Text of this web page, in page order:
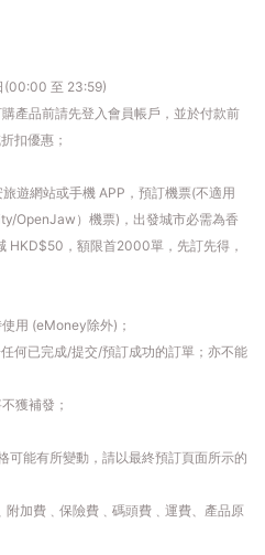
(00:00 至 23:59)
產品前請先登入會員帳戶，並於付款前
扣優惠；
遊網站或手機 APP，預訂機票(不適用
OpenJaw）機票)，出發城市必需為香
HKD$50，額限首2000單，先訂先得，
用 (eMoney除外)；
何已完成/提交/預訂成功的訂單；亦不能
獲補發；
可能有所變動，請以最終預訂頁面所示的
附加費﹑保險費﹑碼頭費﹑運費、產品原